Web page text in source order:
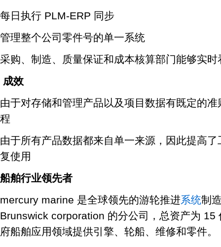
每日执行 PLM-ERP 同步
管理整个公司零件号的单一系统
采购、制造、质量保证和成本核算部门能够实
成效
由于对存储和管理产品以及项目数据有既定的
程
由于所有产品数据都来自单一来源，因此提高
复使用
船舶行业领先者
mercury marine 是全球领先的游轮推进系统制
Brunswick corporation 的分公司，总资产为 15
府船舶应用领域提供引擎、轮船、维修和零件。